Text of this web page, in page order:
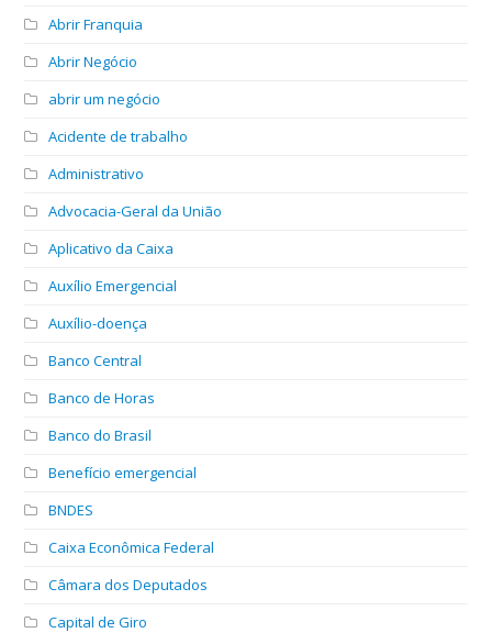
Abrir Franquia
Abrir Negócio
abrir um negócio
Acidente de trabalho
Administrativo
Advocacia-Geral da União
Aplicativo da Caixa
Auxílio Emergencial
Auxílio-doença
Banco Central
Banco de Horas
Banco do Brasil
Benefício emergencial
BNDES
Caixa Econômica Federal
Câmara dos Deputados
Capital de Giro